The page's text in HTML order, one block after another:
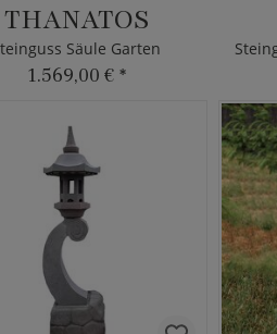
THANATOS
Säule Garten
1.569,00 € *